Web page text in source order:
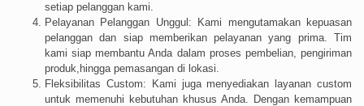
setiap pelanggan kami.
Pelayanan Pelanggan Unggul: Kami mengutamakan kepuasan
pelanggan dan siap memberikan pelayanan yang prima. Tim
kami siap membantu Anda dalam proses pembelian, pengiriman
produk,hingga pemasangan di lokasi.
Fleksibilitas Custom: Kami juga menyediakan layanan custom
untuk memenuhi kebutuhan khusus Anda. Dengan kemampuan